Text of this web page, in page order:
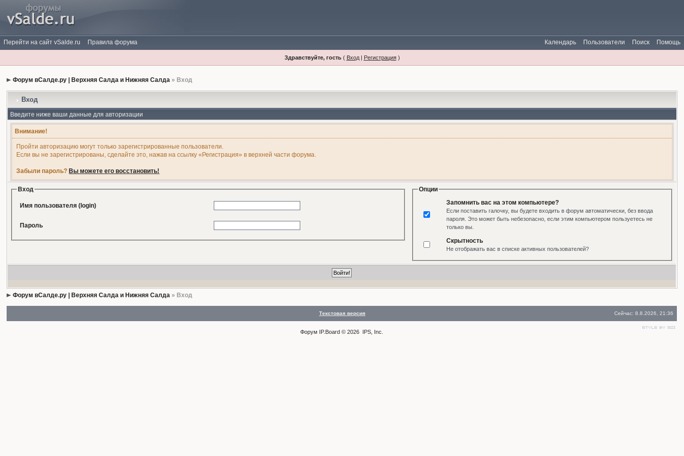
Перейти на сайт vSalde.ru Правила форума Помощь
Поиск
Пользователи
Календарь
Здравствуйте, гость( Вход| Регистрация)
Форум вСалде.ру | Верхняя Салда и Нижняя Салда » Вход
Вход
Введите ниже ваши данные для авторизации
Внимание!
Пройти авторизацию могут только зарегистрированные пользователи.
Если вы не зарегистрированы, сделайте это, нажав на ссылку «Регистрация» в верхней части форума.
Забыли пароль? Вы можете его восстановить!
Вход
Имя пользователя (login)
Пароль
Опции
Запомнить вас на этом компьютере?
Если поставить галочку, вы будете входить в форум автоматически, без ввода
пароля. Это может быть небезопасно, если этим компьютером пользуетесь не
только вы.
Скрытность
Не отображать вас в списке активных пользователей?
Форум вСалде.ру | Верхняя Салда и Нижняя Салда » Вход
Текстовая версия Сейчас: 8.8.2026, 21:36
Форум IP.Board © 2026 IPS, Inc